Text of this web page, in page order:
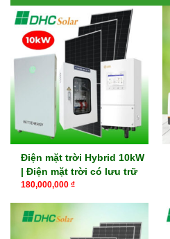
Điện mặt trời Hybrid 10kW
| Điện mặt trời có lưu trữ
180,000,000 ₫